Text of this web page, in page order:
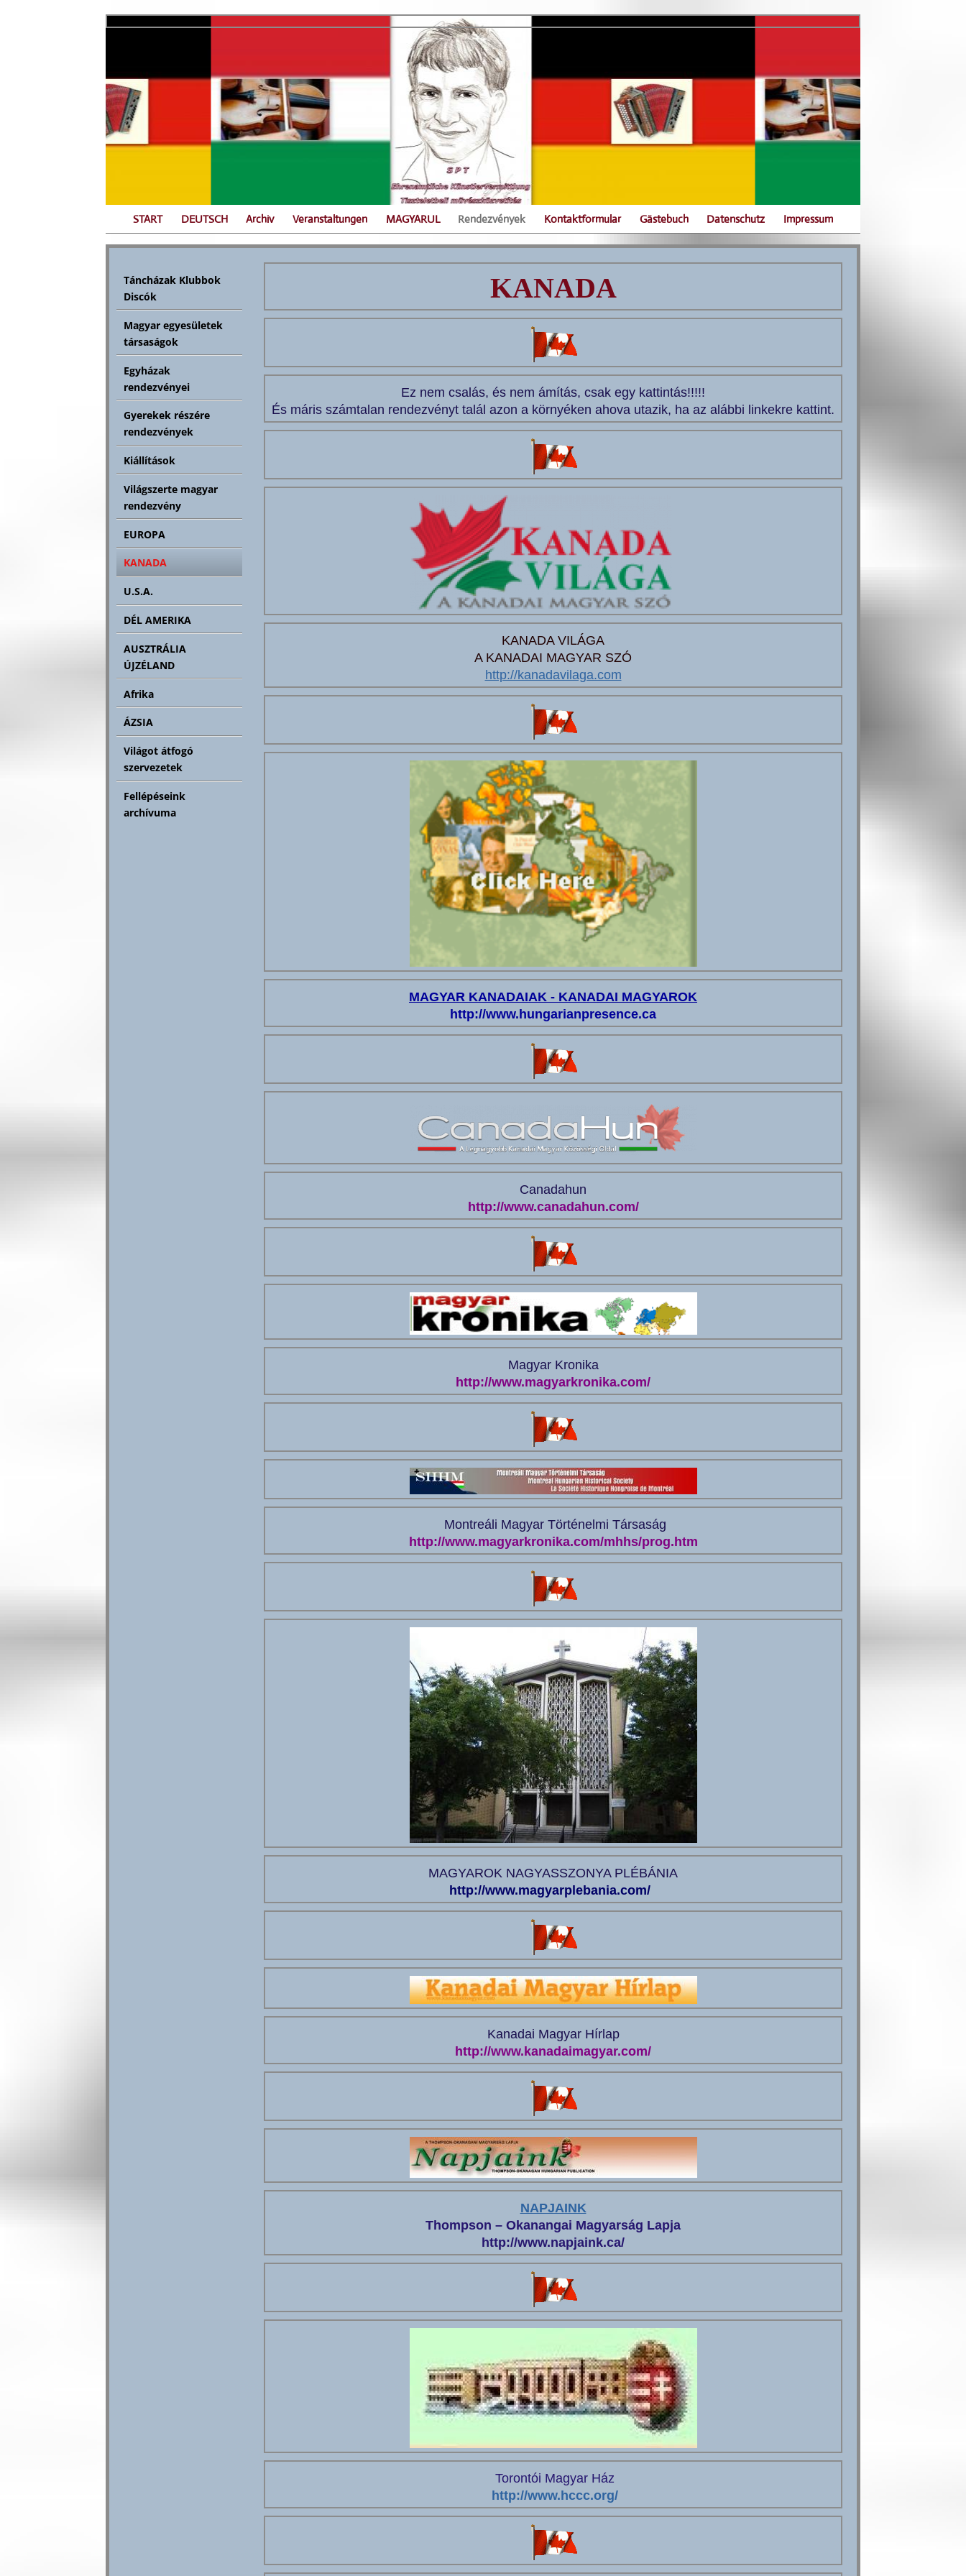
START DEUTSCH Archiv Veranstaltungen MAGYARUL Rendezvények Kontaktformular Gästebuch Datenschutz Impressum
Táncházak Klubbok
Discók
Magyar egyesületek
társaságok
Egyházak
rendezvényei
Gyerekek részére
rendezvények
Kiállítások
Világszerte magyar
rendezvény
EUROPA
KANADA
U.S.A.
DÉL AMERIKA
AUSZTRÁLIA
ÚJZÉLAND
Afrika
ÁZSIA
Világot átfogó
szervezetek
Fellépéseink
archívuma
KANADA
Ez nem csalás, és nem ámítás, csak egy kattintás!!!!!
És máris számtalan rendezvényt talál azon a környéken ahova utazik, ha az alábbi linkekre kattint.
KANADA VILÁGA
A KANADAI MAGYAR SZÓ
http://kanadavilaga.com
MAGYAR KANADAIAK - KANADAI MAGYAROK
http://www.hungarianpresence.ca
Canadahun
http://www.canadahun.com/
Magyar Kronika
http://www.magyarkronika.com/
Montreáli Magyar Történelmi Társaság
http://www.magyarkronika.com/mhhs/prog.htm
MAGYAROK NAGYASSZONYA PLÉBÁNIA
http://www.magyarplebania.com/
Kanadai Magyar Hírlap
http://www.kanadaimagyar.com/
NAPJAINK
Thompson – Okanangai Magyarság Lapja
http://www.napjaink.ca/
Torontói Magyar Ház
http://www.hccc.org/